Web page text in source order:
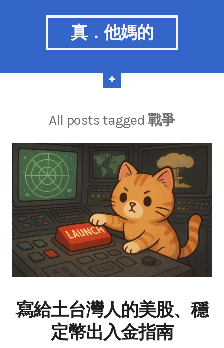
真．他媽的
All posts tagged 戰爭
寫給土台灣人的美股、穩
定幣出入金指南